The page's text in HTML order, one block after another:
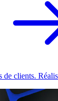
de clients.